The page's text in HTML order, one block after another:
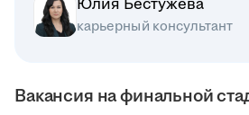
Юлия Бестужева
карьерный консультант
Вакансия на финальной